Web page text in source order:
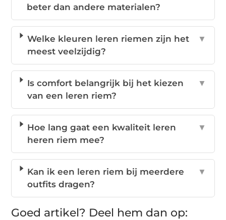
beter dan andere materialen?
Welke kleuren leren riemen zijn het
meest veelzijdig?
▼
Is comfort belangrijk bij het kiezen
van een leren riem?
▼
Hoe lang gaat een kwaliteit leren
heren riem mee?
▼
Kan ik een leren riem bij meerdere
outfits dragen?
▼
Goed artikel? Deel hem dan op: